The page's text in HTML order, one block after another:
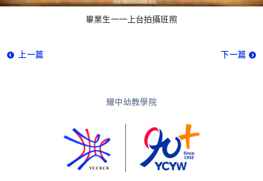
畢業生一一上台拍攝班照
上一篇 下一篇
耀中幼教學院